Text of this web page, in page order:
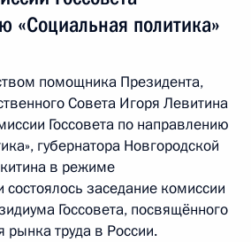
«Социальная политика»
помощника Президента,
Совета Игоря Левитина
Госсовета по направлению
губернатора Новгородской
в режиме
заседание комиссии
Госсовета, посвящённого
рынка труда в России.